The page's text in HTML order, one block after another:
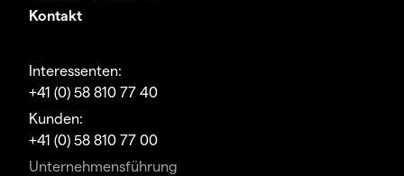
Kontakt
Interessenten:
+41 (0) 58 810 77 40
Kunden:
+41 (0) 58 810 77 00
Unternehmensführung